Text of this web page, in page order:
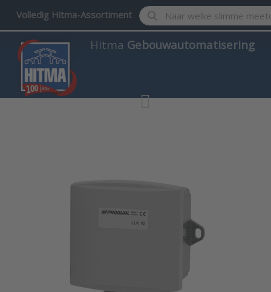
Volledig Hitma-Assortiment Enter a search term.
Hitma Gebouwautomatisering